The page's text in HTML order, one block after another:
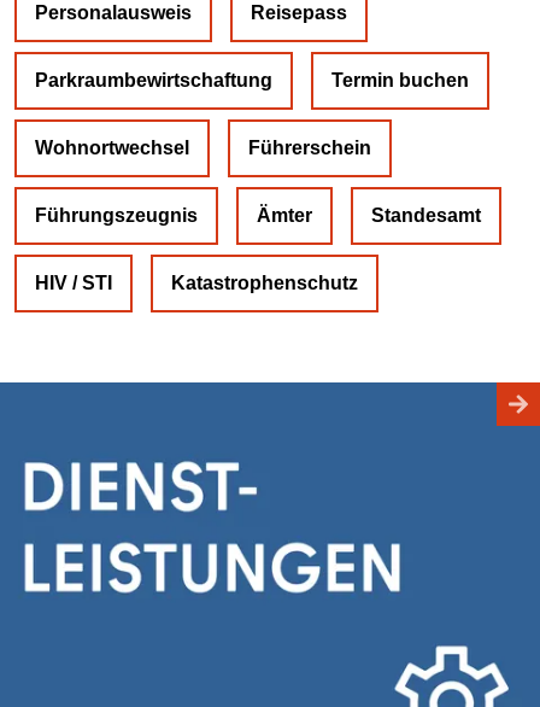
Personalausweis Reisepass
Parkraumbewirtschaftung Termin buchen
Wohnortwechsel Führerschein
Führungszeugnis Ämter Standesamt
HIV / STI Katastrophenschutz